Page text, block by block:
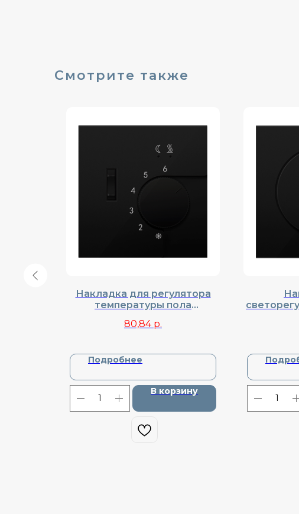
Смотрите также
Накладка для регулятора
температуры пола
R98, DA14930
80,84 р.
Подробнее
В корзину